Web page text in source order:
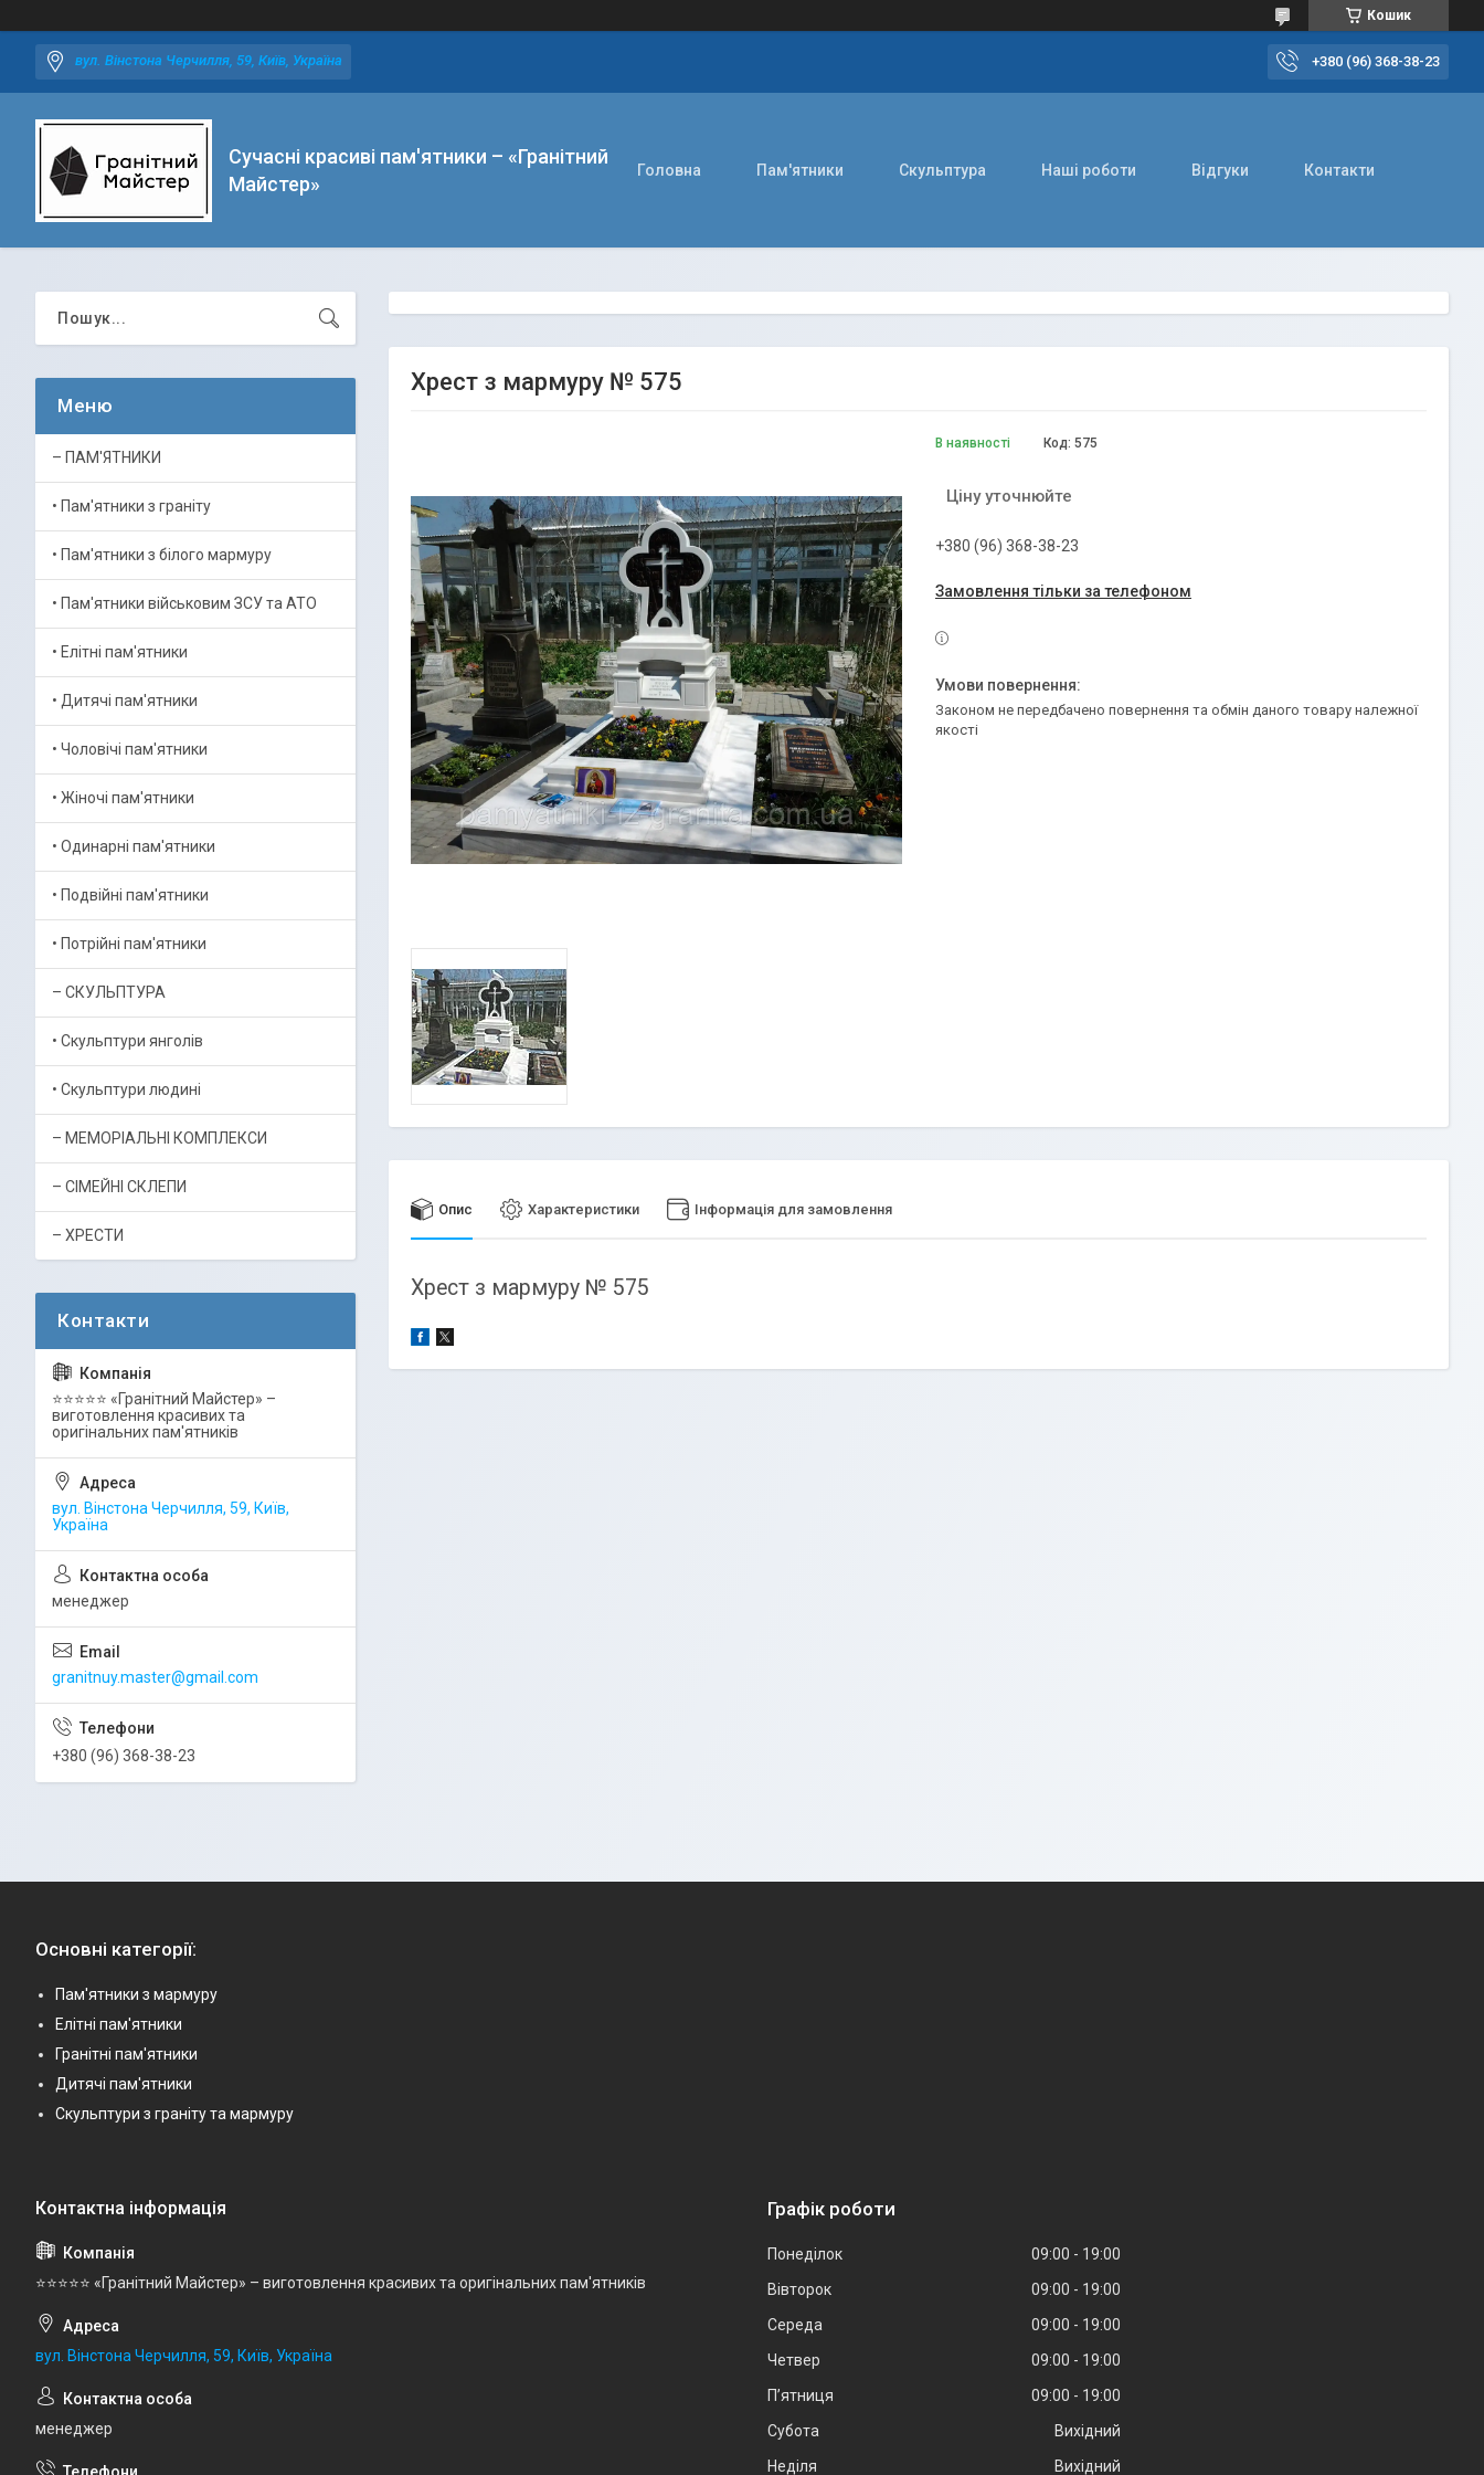
Кошик
вул. Вінстона Черчилля, 59, Київ, Україна +380 (96) 368-38-23
Сучасні красиві пам'ятники – «Гранітний
Майстер»
Головна Пам'ятники Скульптура Наші роботи Відгуки Контакти
Хрест з мармуру № 575
В наявності Код: 575
Ціну уточнюйте
+380 (96) 368-38-23
Замовлення тільки за телефоном
Законом не передбачено повернення та обмін даного товару належної
якості
Опис Характеристики Інформація для замовлення
Хрест з мармуру № 575
– ПАМ'ЯТНИКИ
• Пам'ятники з граніту
• Пам'ятники з білого мармуру
• Пам'ятники військовим ЗСУ та АТО
• Елітні пам'ятники
• Дитячі пам'ятники
• Чоловічі пам'ятники
• Жіночі пам'ятники
• Одинарні пам'ятники
• Подвійні пам'ятники
• Потрійні пам'ятники
– СКУЛЬПТУРА
• Скульптури янголів
• Скульптури людині
– МЕМОРІАЛЬНІ КОМПЛЕКСИ
– СІМЕЙНІ СКЛЕПИ
– ХРЕСТИ
⭐⭐⭐⭐⭐ «Гранітний Майстер» –
виготовлення красивих та
оригінальних пам'ятників
вул. Вінстона Черчилля, 59, Київ,
Україна
менеджер
granitnuy.master@gmail.com
+380 (96) 368-38-23
Основні категорії:
Пам'ятники з мармуру
Елітні пам'ятники
Гранітні пам'ятники
Дитячі пам'ятники
Скульптури з граніту та мармуру
⭐⭐⭐⭐⭐ «Гранітний Майстер» – виготовлення красивих та оригінальних пам'ятників
вул. Вінстона Черчилля, 59, Київ, Україна
менеджер
Графік роботи
Понеділок 09:00
19:00
Вівторок
09:00
19:00
Середа
09:00
19:00
Четвер
09:00
19:00
Пʼятниця
09:00
19:00
Субота
Вихідний
Неділя
Вихідний